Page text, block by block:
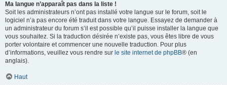
Ma langue n’apparaît pas dans la liste !
Soit les administrateurs n’ont pas installé votre langue sur le forum, soit le
logiciel n’a pas encore été traduit dans votre langue. Essayez de demander à
un administrateur du forum s’il est possible qu’il puisse installer la langue que
vous souhaitez. Si la traduction désirée n’existe pas, vous êtes libre de vous
porter volontaire et commencer une nouvelle traduction. Pour plus
d’informations, veuillez vous rendre sur le site internet de phpBB® (en
anglais).
Haut